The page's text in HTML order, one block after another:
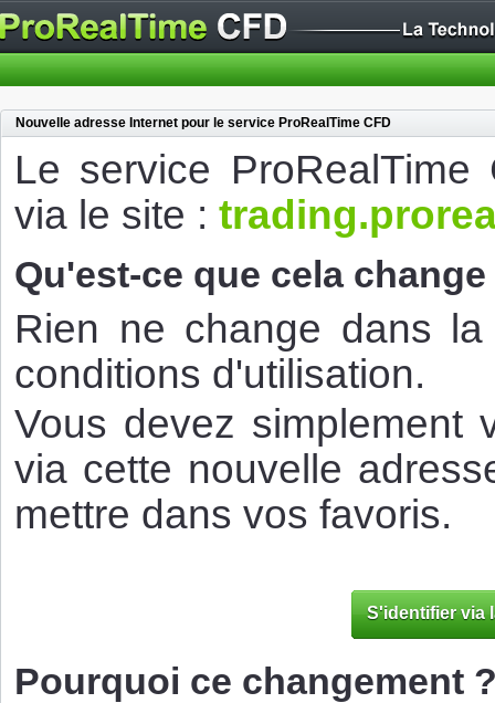
Nouvelle adresse Internet pour le service ProRealTime CFD
Le service
via le site :
Qu'est-ce que cela
Rien ne change dans
conditions d'utilisation.
Vous devez simplement
via cette nouvelle
mettre dans vos favoris.
S'identifier via
Pourquoi ce changement